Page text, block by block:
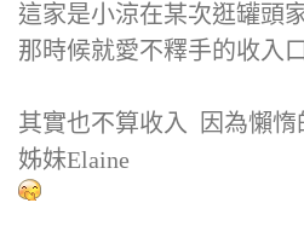
這家是小涼在某次逛罐頭
那時候就愛不釋手的收入
其實也不算收入 因為懶
姊妹Elaine